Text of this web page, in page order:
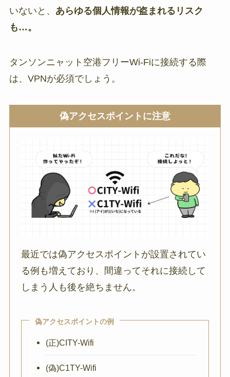
いないと、 あらゆる個人情報が盗まれるリスク
も…。
タンソンニャット空港フリーWi-Fiに接続する際
は、VPNが必須でしょう。
偽アクセスポイントに注意
最近では偽アクセスポイントが設置されてい
る例も増えており、間違ってそれに接続して
しまう人も後を絶ちません。
偽アクセスポイントの例
(正)CITY-Wifi
(偽)C1TY-Wifi